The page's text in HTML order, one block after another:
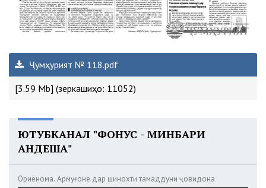
Ҷумҳурият № 118.pdf
[3.59 Mb] (зеркашиҳо: 11052)
ЮТУБКАНАЛ "ФОНУС - МИНБАРИ
АНДЕША"
Ориёнома. Армуғоне дар шинохти тамаддуни ҷовидона